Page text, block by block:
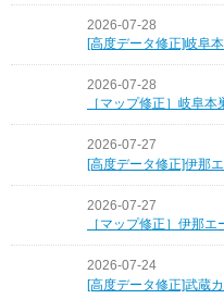
2026-07-28
[高度データ修正]岐阜
2026-07-28
［マップ修正］岐阜
2026-07-27
[高度データ修正]伊那
2026-07-27
［マップ修正］伊那
2026-07-24
[高度データ修正]武蔵